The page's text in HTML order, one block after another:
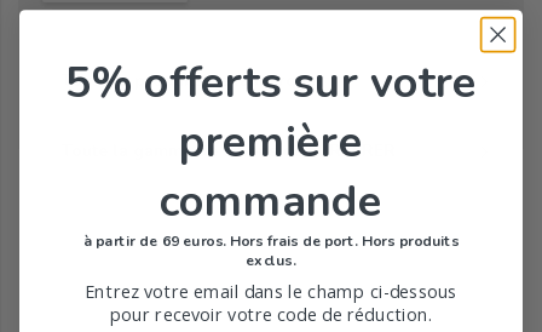
Tous les produits de la marque
Toute la gamme de 5 Sens de FURTERER
5% offerts sur votre
première
commande
à partir de 69 euros. Hors frais de port. Hors produits
exclus.
Entrez votre email dans le champ ci-dessous
pour recevoir votre code de réduction.